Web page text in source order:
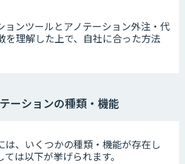
ョンツールとアノテーション外注・代
を理解した上で、自社に合った方法
ーションの種類・機能
は、いくつかの種類・機能が存在し
は以下が挙げられます。